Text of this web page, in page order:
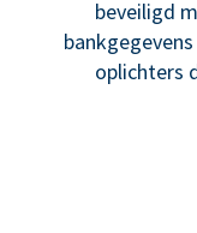
beveiligd
oplichters